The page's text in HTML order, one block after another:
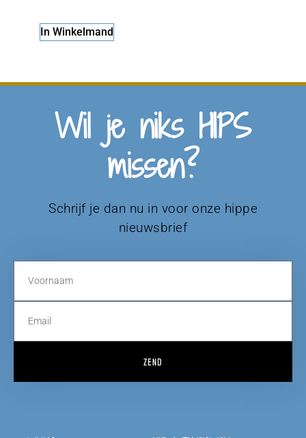
In Winkelmand
Wil je niks HIPS
missen?
Schrijf je dan nu in voor onze hippe
nieuwsbrief
ZEND